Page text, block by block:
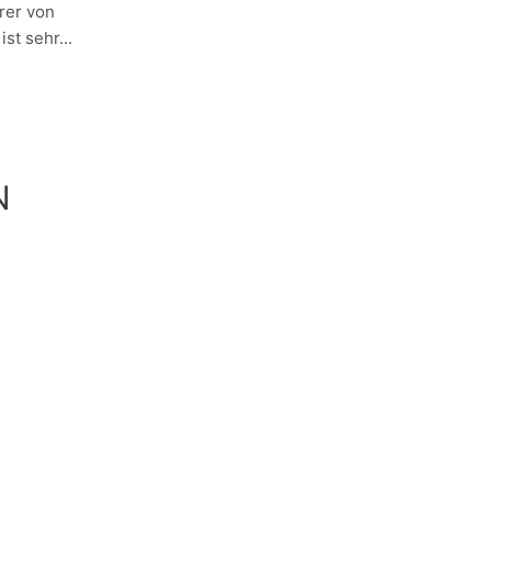
von
sehr...